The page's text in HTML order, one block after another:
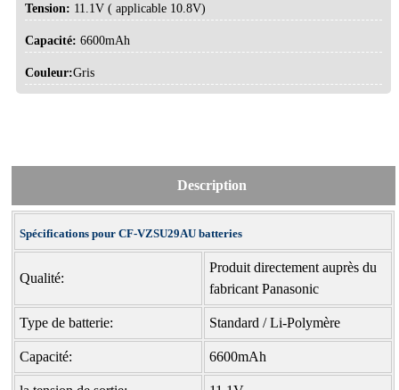
Tension: 11.1V ( applicable 10.8V)
Capacité: 6600mAh
Couleur:Gris
Description
Spécifications pour CF-VZSU29AU batteries
Qualité:
Produit directement auprès du
fabricant Panasonic
Type de batterie: Standard / Li-Polymère
Capacité: 6600mAh